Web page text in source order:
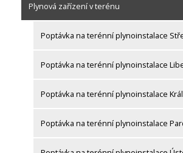
Plynová zařízení v terénu
Poptávka na terénní plynoinstalace
Poptávka na terénní plynoinstalace
Poptávka na terénní plynoinstalace
Poptávka na terénní plynoinstalace